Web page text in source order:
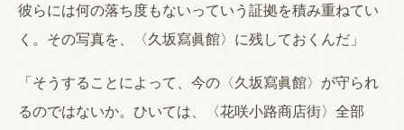
彼らには何の落ち度もないっていう証拠を積み重ねてい
く。その写真を、〈久坂寫眞館〉に残しておくんだ」
「そうすることによって、今の〈久坂寫眞館〉が守られ
るのではないか。ひいては、〈花咲小路商店街〉全部